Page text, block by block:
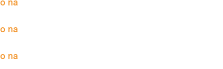
na
na
na